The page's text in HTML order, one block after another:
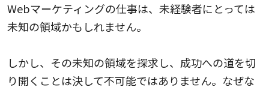
Webマーケティングの仕事は、未経験者にとっては
未知の領域かもしれません。
しかし、その未知の領域を探求し、成功への道を切
り開くことは決して不可能ではありません。なぜな